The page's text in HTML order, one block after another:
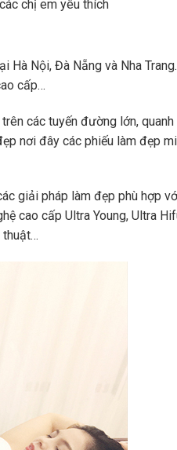
chị em yêu thích
Hà Nội, Đà Nẵng và Nha
cấp…
các tuyến đường lớn, quanh
nơi đây các phiếu làm đẹp
giải pháp làm đẹp phù hợp
cao cấp Ultra Young, Ultra
thuật…